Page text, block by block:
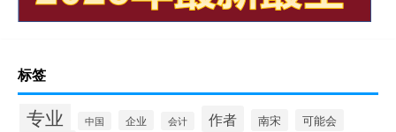
标签
专业 中国 企业 会计 作者 南宋 可能会